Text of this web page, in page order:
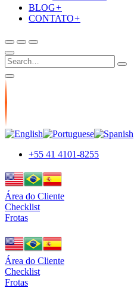
BLOG+
CONTATO+
+55 41 4101-8255
Área do Cliente
Checklist
Frotas
Área do Cliente
Checklist
Frotas